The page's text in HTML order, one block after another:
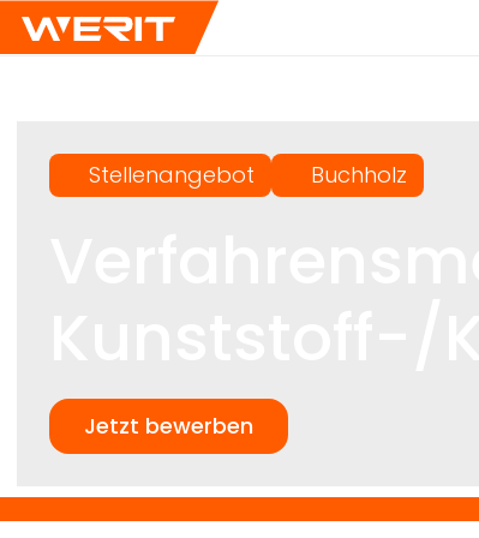
Stellenangebot Buchholz
Jetzt bewerben